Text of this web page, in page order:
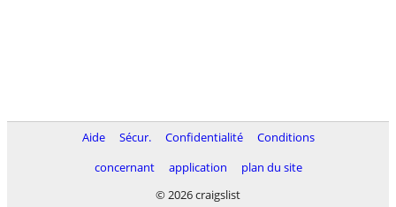
Aide Sécur. Confidentialité
Conditions
concernant
application
plan du site
© 2026 craigslist